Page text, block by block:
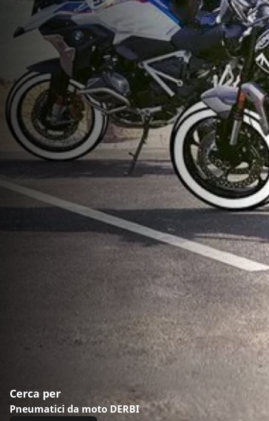
Cerca per
Pneumatici da moto DERBI